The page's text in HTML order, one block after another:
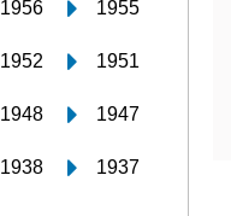
1956 1955
1952 1951
1948 1947
1938 1937